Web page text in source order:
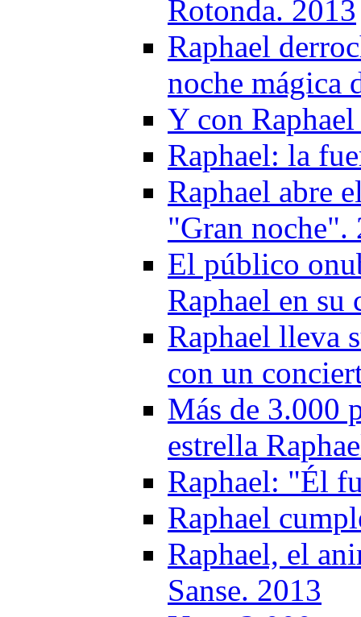
Rotonda. 2013
Raphael
noche mágica
Y con
Raphael: la
Raphael abre
"Gran noche".
El público
Raphael en
Raphael lleva
con un
Más de 3.000
estrella
Raphael: "Él
Raphael
Raphael, el
Sanse. 2013